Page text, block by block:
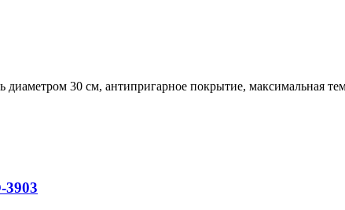
30 см, антипригарное покрытие, максимальная